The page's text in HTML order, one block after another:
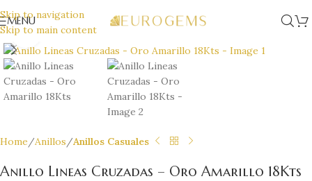
Skip to navigation
Skip to main content
MENU
Click to enlarge
Home Anillos Anillos Casuales
Anillo Lineas Cruzadas – Oro Amarillo 18Kts